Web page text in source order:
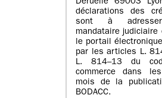
Deruelle 69003
déclarations des
sont à
mandataire judiciaire
le portail
par les articles L.
L. 814–13 du
commerce dans
mois de la
BODACC.